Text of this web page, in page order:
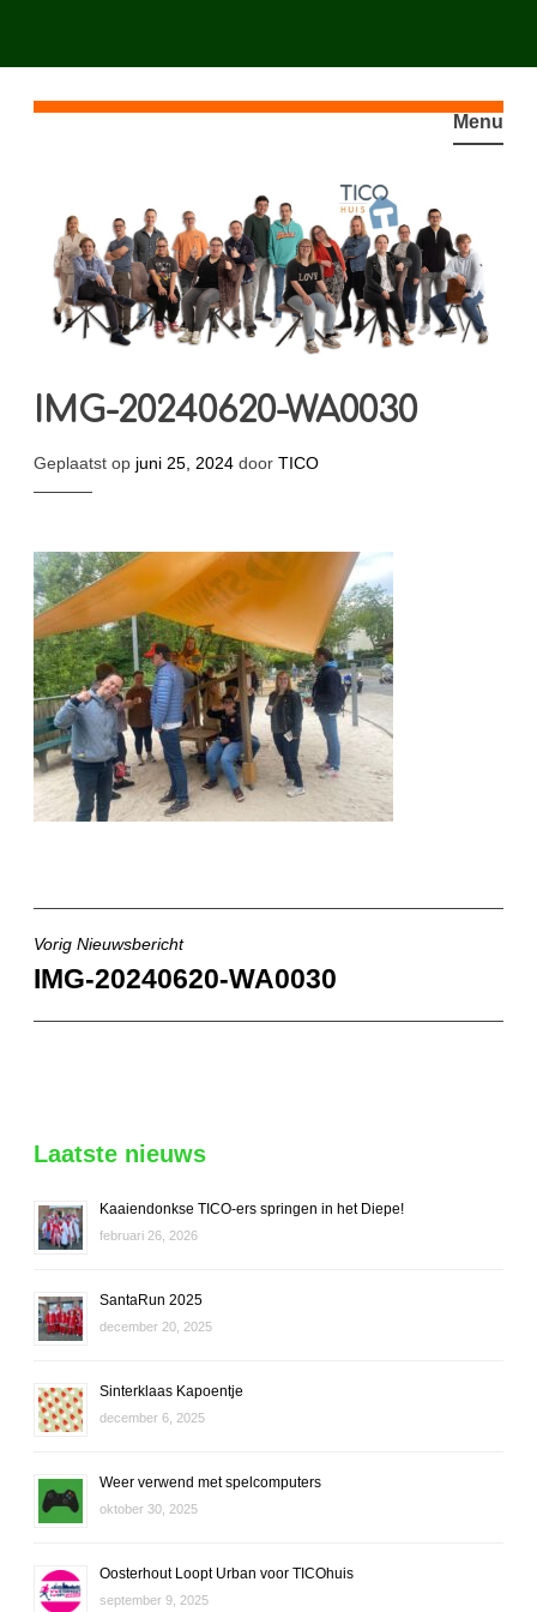
naar
Menu
IMG-20240620-WA0030
Geplaatst op juni 25, 2024 door TICO
Bericht
navigatie
Vorig Nieuwsbericht
IMG-20240620-WA0030
Laatste nieuws
Kaaiendonkse TICO-ers springen in het Diepe!
februari 26, 2026
SantaRun 2025
december 20, 2025
Sinterklaas Kapoentje
december 6, 2025
Weer verwend met spelcomputers
oktober 30, 2025
Oosterhout Loopt Urban voor TICOhuis
september 9, 2025